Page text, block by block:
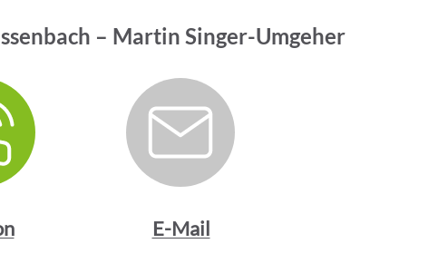
– Martin Singer-Umgeher
E-Mail